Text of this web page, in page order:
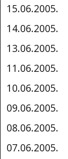
15.06.2005.
14.06.2005.
13.06.2005.
11.06.2005.
10.06.2005.
09.06.2005.
08.06.2005.
07.06.2005.